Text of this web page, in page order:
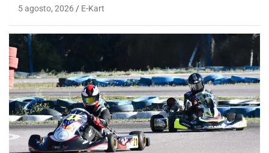
5 agosto, 2026 E-Kart